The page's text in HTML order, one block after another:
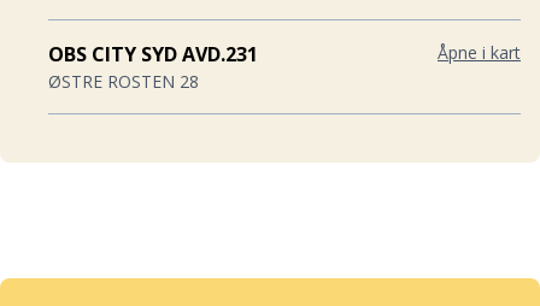
OBS CITY SYD AVD.231
ØSTRE ROSTEN 28
Åpne i kart